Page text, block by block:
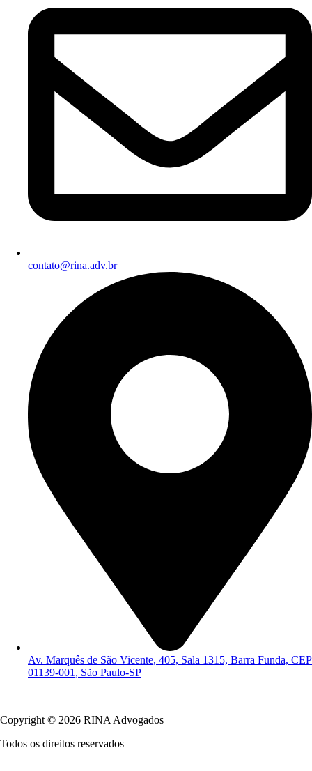
contato@rina.adv.br
Av. Marquês de São Vicente, 405, Sala 1315, Barra Funda, CEP
01139-001, São Paulo-SP
Copyright © 2026 RINA Advogados
Todos os direitos reservados